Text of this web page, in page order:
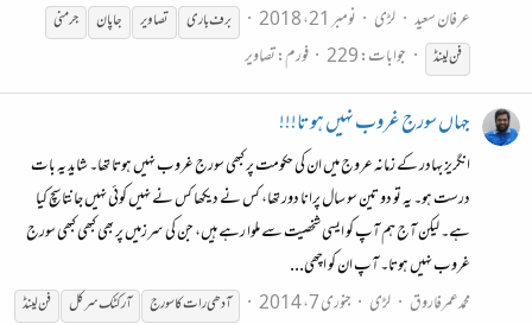
عرفان سعید لڑی نومبر 21، 2018 برف باری تصاویر جاپان
جرمنی
فنلینڈ جوابات: 229 فورم:تصاویر
جہاں سورج غروب نہیں ہوتا!!!
انگریز بہادر کے زمانہ عروج میں ان کی حکومت پر کبھی سورج غروب نہیں ہوتا تھا۔ شاید یہ بات
درست ہو۔ یہ تو دو تین سو سال پرانا دور تھا، کس نے دیکھا کس نے نہیں کوئی نہیں جانتا سچ کیا
ہے۔ لیکن آج ہم آپ کو ایسی شخصیت سے ملوا رہے ہیں، جن کی سرزمیں پر بھی کبھی کبھی سورج
غروب نہیں ہوتا۔ آپ ان کو اچھی...
محمدعمرفاروق
لڑی جنوری 7، 2014 آدھی رات کا سورج آرکٹک سرکل فنلینڈ